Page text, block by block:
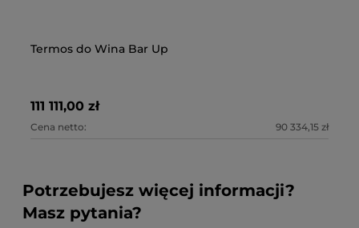
Termos do Wina Bar Up
111 111,00 zł
Cena netto: 90 334,15 zł
Potrzebujesz więcej informacji?
Masz pytania?